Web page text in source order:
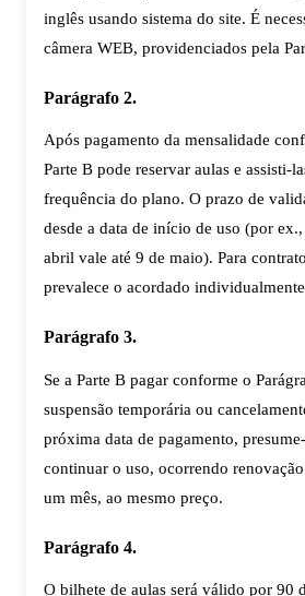
inglês usando sistema do site. É
câmera WEB, providenciados pela
Parágrafo 2.
Após pagamento da mensalidade
Parte B pode reservar aulas e assisti-
frequência do plano. O prazo de
desde a data de início de uso (por
abril vale até 9 de maio). Para
prevalece o acordado
Parágrafo 3.
Se a Parte B pagar conforme o
suspensão temporária ou
próxima data de pagamento,
continuar o uso, ocorrendo
um mês, ao mesmo preço.
Parágrafo 4.
O bilhete de aulas será válido por 90